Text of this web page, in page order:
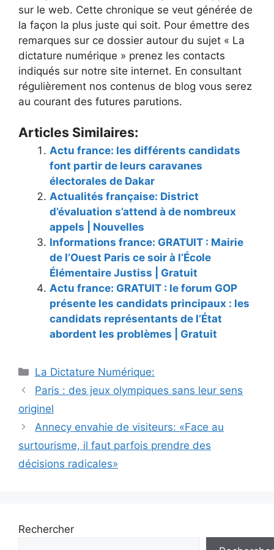
sur le web. Cette chronique se veut générée de
la façon la plus juste qui soit. Pour émettre des
remarques sur ce dossier autour du sujet « La
dictature numérique » prenez les contacts
indiqués sur notre site internet. En consultant
régulièrement nos contenus de blog vous serez
au courant des futures parutions.
Articles Similaires:
Actu france: les différents candidats
font partir de leurs caravanes
électorales de Dakar
Actualités française: District
d’évaluation s’attend à de nombreux
appels | Nouvelles
Informations france: GRATUIT : Mairie
de l’Ouest Paris ce soir à l’École
Élémentaire Justiss | Gratuit
Actu france: GRATUIT : le forum GOP
présente les candidats principaux : les
candidats représentants de l’État
abordent les problèmes | Gratuit
Catégories
La Dictature Numérique:
Paris : des jeux olympiques sans leur sens
originel
Annecy envahie de visiteurs: «Face au
surtourisme, il faut parfois prendre des
décisions radicales»
Rechercher